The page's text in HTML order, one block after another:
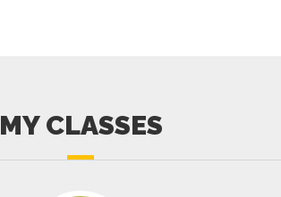
MY CLASSES